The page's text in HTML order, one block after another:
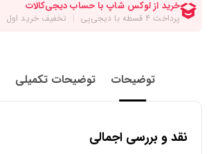
توضیحات توضیحات تکمیلی
نقد و بررسی اجمالی